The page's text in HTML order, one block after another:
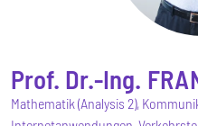
Prof. Dr.-Ing.
Mathematik (Analysis 2),